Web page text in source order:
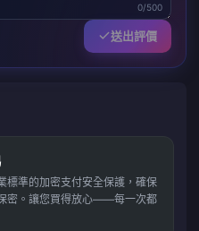
0/500
送出評價
標準的加密支付安全保護，確保
密。讓您買得放心——每一次都